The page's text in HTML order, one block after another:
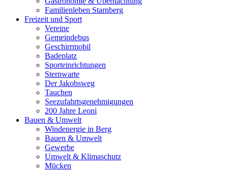
Familienleben Starnberg
Freizeit und Sport
Vereine
Gemeindebus
Geschirrmobil
Badeplatz
Sporteinrichtungen
Sternwarte
Der Jakobsweg
Tauchen
Seezufahrtsgenehmigungen
200 Jahre Leoni
Bauen & Umwelt
Windenergie in Berg
Bauen & Umwelt
Gewerbe
Umwelt & Klimaschutz
Mücken